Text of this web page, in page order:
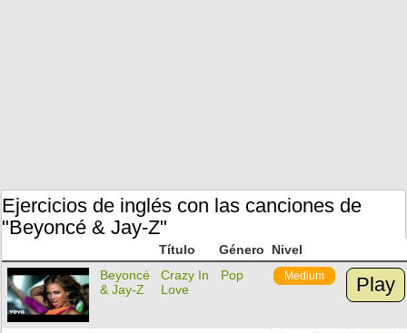
Ejercicios de inglés con las canciones de
"Beyoncé & Jay-Z"
Título Género
Nivel
Beyoncé
& Jay-Z
Crazy In
Love
Pop Medium Play